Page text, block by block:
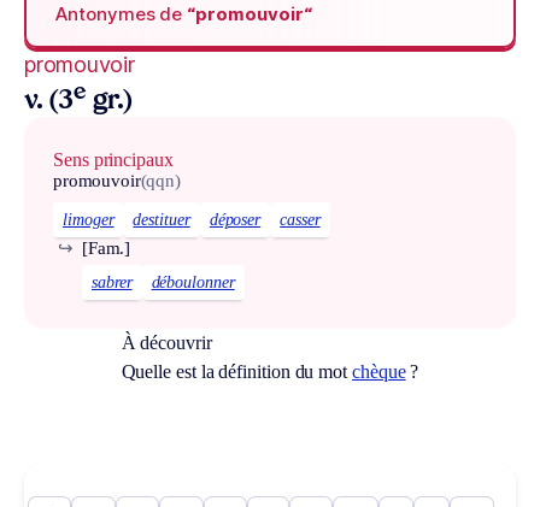
Antonymes de “promouvoir“
promouvoir
v. (3e gr.)
Sens principaux
promouvoir(qqn)
limoger destituer déposer casser
[Fam.]
↪
sabrer déboulonner
À découvrir
Quelle est la définition du motchèque?